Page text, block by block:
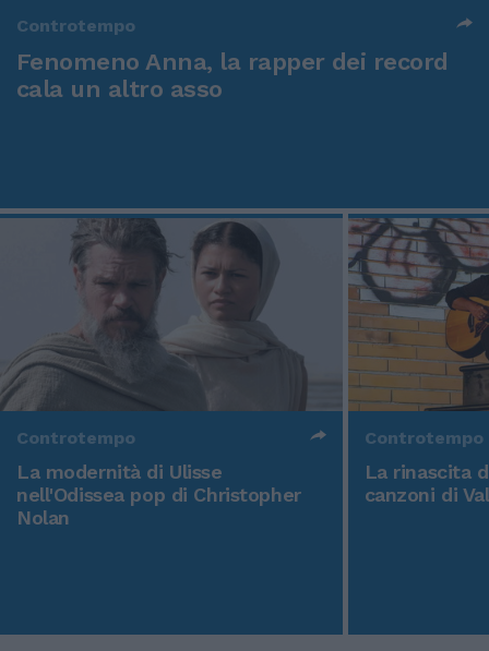
Controtempo
Fenomeno Anna, la rapper dei record
cala un altro asso
Controtempo
La modernità di Ulisse
nell'Odissea pop di Christopher
Nolan
Controtempo
La rinascita
canzoni di